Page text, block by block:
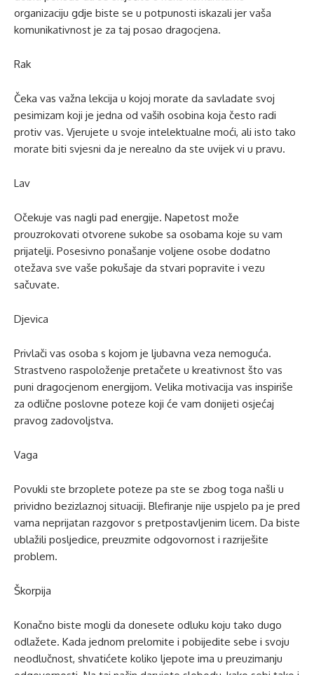
organizaciju gdje biste se u potpunosti iskazali jer vaša
komunikativnost je za taj posao dragocjena.
Rak
Čeka vas važna lekcija u kojoj morate da savladate svoj
pesimizam koji je jedna od vaših osobina koja često radi
protiv vas. Vjerujete u svoje intelektualne moći, ali isto tako
morate biti svjesni da je nerealno da ste uvijek vi u pravu.
Lav
Očekuje vas nagli pad energije. Napetost može
prouzrokovati otvorene sukobe sa osobama koje su vam
prijatelji. Posesivno ponašanje voljene osobe dodatno
otežava sve vaše pokušaje da stvari popravite i vezu
sačuvate.
Djevica
Privlači vas osoba s kojom je ljubavna veza nemoguća.
Strastveno raspoloženje pretačete u kreativnost što vas
puni dragocjenom energijom. Velika motivacija vas inspiriše
za odlične poslovne poteze koji će vam donijeti osjećaj
pravog zadovoljstva.
Vaga
Povukli ste brzoplete poteze pa ste se zbog toga našli u
prividno bezizlaznoj situaciji. Blefiranje nije uspjelo pa je pred
vama neprijatan razgovor s pretpostavljenim licem. Da biste
ublažili posljedice, preuzmite odgovornost i razriješite
problem.
Škorpija
Konačno biste mogli da donesete odluku koju tako dugo
odlažete. Kada jednom prelomite i pobijedite sebe i svoju
neodlučnost, shvatićete koliko ljepote ima u preuzimanju